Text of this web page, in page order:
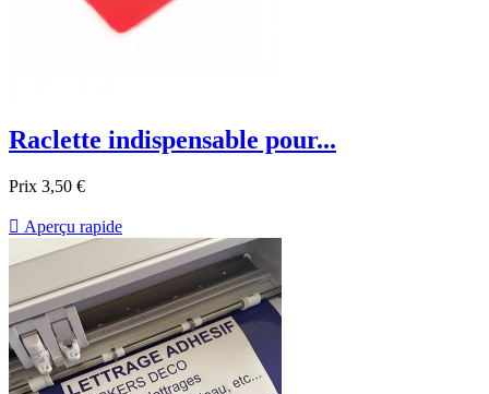
Raclette indispensable pour...
Prix 3,50 €
 Aperçu rapide